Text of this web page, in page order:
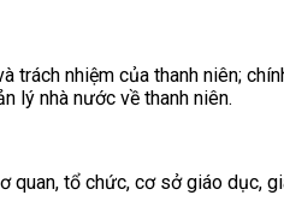
trách nhiệm của thanh niên;
lý nhà nước về thanh niên.
quan, tổ chức, cơ sở giáo dục,